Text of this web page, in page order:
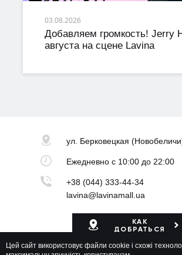
03.08.2026
Добавляем громкость! Jerry
августа на сцене Lavina
ул. Берковецкая
Ежедневнос 10:00 до 22:00
+38 (044) 333-44-34
lavina@lavinamall.ua
КАК
ДОБРАТЬСЯ
Цей сайт використовує файли cookie і схожі